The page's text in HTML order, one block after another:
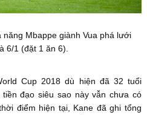
Mbappe giành Vua phá lưới
6/1 (đặt 1 ăn 6).
Cup 2018 dù hiện đã 32 tuổi
đạo siêu sao này vẫn chưa có
điểm hiện tại, Kane đã ghi tổng